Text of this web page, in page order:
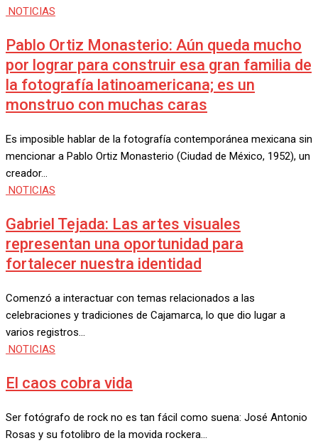
NOTICIAS
Pablo Ortiz Monasterio: Aún queda mucho
por lograr para construir esa gran familia de
la fotografía latinoamericana; es un
monstruo con muchas caras
Es imposible hablar de la fotografía contemporánea mexicana sin
mencionar a Pablo Ortiz Monasterio (Ciudad de México, 1952), un
creador…
NOTICIAS
Gabriel Tejada: Las artes visuales
representan una oportunidad para
fortalecer nuestra identidad
Comenzó a interactuar con temas relacionados a las
celebraciones y tradiciones de Cajamarca, lo que dio lugar a
varios registros…
NOTICIAS
El caos cobra vida
Ser fotógrafo de rock no es tan fácil como suena: José Antonio
Rosas y su fotolibro de la movida rockera…